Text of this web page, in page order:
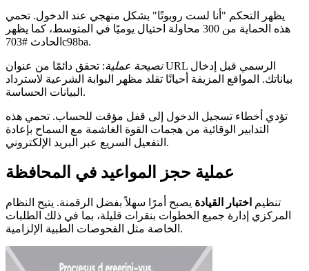
يظهر التحكم "أنا لست روبوتًا" بشكل منهجي عند الدخول. تحمي
هذه الحماية من 300 محاولة احتيال يوميًا في المتوسط، كما يظهر
الحادث #703c98ba.
نصيحة عملية: تحقق دائمًا من عنوان URL الرسمي قبل إدخال
بياناتك. المواقع المزيفة أحيانًا تقلد مظهر البوابة الشرعية لاسترداد
البيانات الحساسة.
تؤدي أخطاء تسجيل الدخول إلى قفل مؤقت للحساب. تحمي هذه
التدابير الوقائية من هجمات القوة الغاشمة مع السماح بإعادة
التفعيل السريع عبر البريد الإلكتروني.
عملية حجز المواعيد في المحافظة
تنظيم اختبار القيادة يصبح أمرًا سهلاً بفضل الرقمنة. يتيح النظام
المركزي إدارة جميع الخطوات بنقرات قليلة، بما في ذلك الطلبات
الخاصة مثل الفحوصات الطبية الإلزامية.